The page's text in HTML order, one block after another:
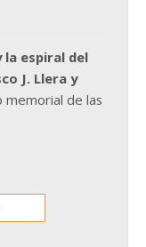
la espiral del
J. Llera y
de las